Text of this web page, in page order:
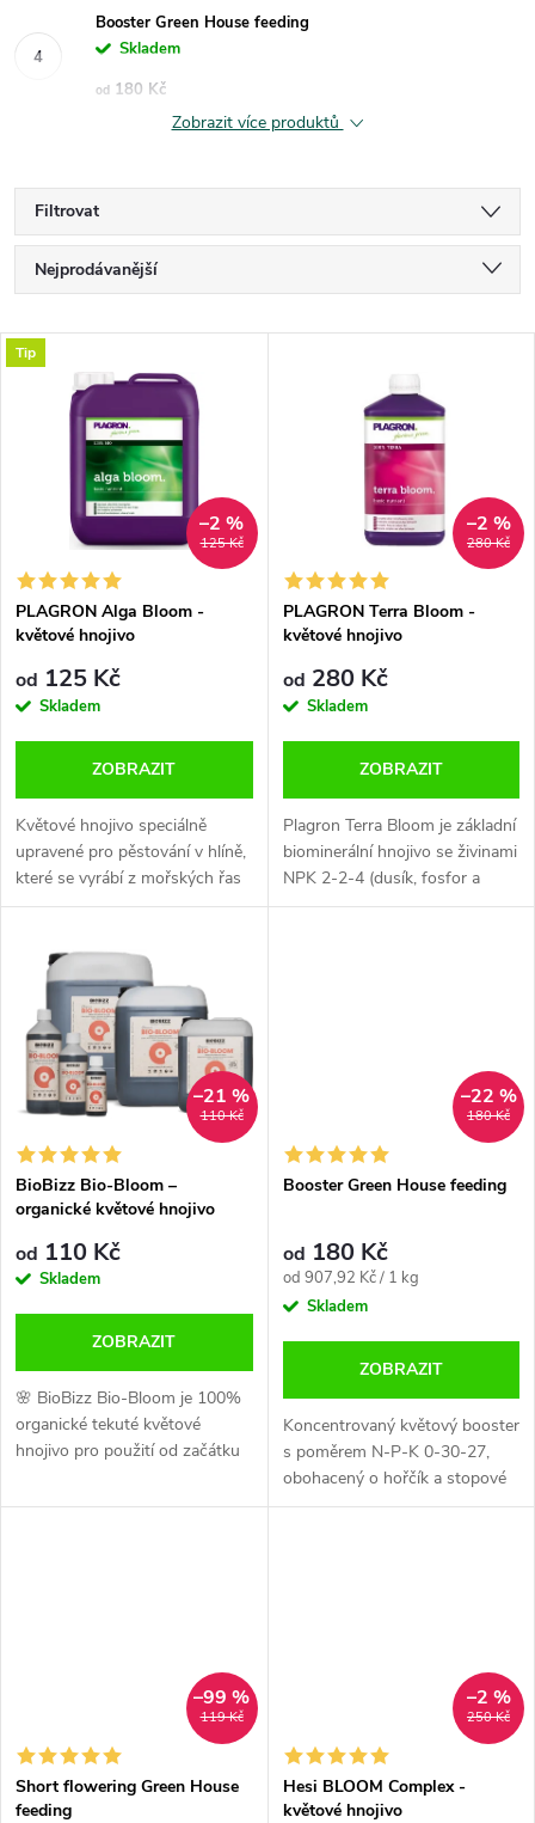
Booster Green House feeding
Skladem
od 180 Kč
Zobrazit více produktů
Filtrovat
Ř
a
í
p
r
o
d
u
ů
Nejprodávanější
Nejdražší
Abecedně
V
s
p
r
d
u
t
ů
Tip
125 Kč
–2 %
PLAGRON Alga Bloom -
květové hnojivo
od 125 Kč
Skladem
ZOBRAZIT
Květové hnojivo speciálně
upravené pro pěstování v hlíně,
které se vyrábí z mořských řas
a obsahuje v sobě cca 30
vstřebatelných rostlinou.
Zlepšuje...
280 Kč
–2 %
PLAGRON Terra Bloom -
květové hnojivo
od 280 Kč
Skladem
ZOBRAZIT
Plagron Terra Bloom je základní
biominerální hnojivo se živinami
NPK 2-2-4 (dusík, fosfor a
draslík) určené pro květovou
110 Kč
–21 %
BioBizz Bio-Bloom –
organické květové hnojivo
od 110 Kč
Skladem
ZOBRAZIT
🌸 BioBizz Bio-Bloom je 100%
organické tekuté květové
hnojivo pro použití od začátku
tvorbu květů, zdravý průběh
180 Kč
–22 %
Booster Green House feeding
od 180 Kč
Měrná
cena:
od 907,92 Kč / 1 kg
Skladem
ZOBRAZIT
Koncentrovaný květový booster
s poměrem N-P-K 0-30-27,
obohacený o hořčík a stopové
prvky pro podporu pevnosti a
119 Kč
–99 %
Short flowering Green House
feeding
250 Kč
–2 %
Hesi BLOOM Complex -
květové hnojivo